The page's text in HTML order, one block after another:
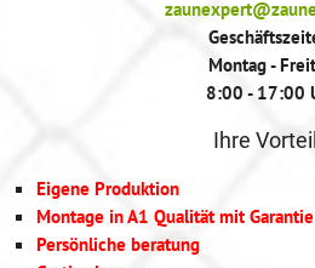
Montag -
8:00 - 17:00
Ihre
Eigene Produktion
Montage in A1 Qualität mit Garantie
Persönliche beratung